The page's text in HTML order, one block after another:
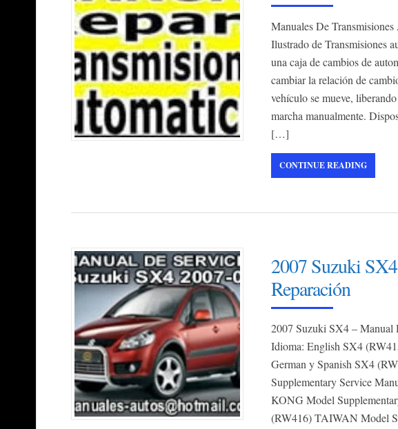
Manuales De
Ilustrado de Transmisiones
una caja de cambios de
cambiar la relación de
vehículo se mueve,
marcha manualmente.
[…]
CONTINUE READING
2007 Suzuki
Reparación
2007 Suzuki SX4 –
Idioma: English SX4
German y Spanish SX4
Supplementary Service
KONG Model
(RW416) TAIWAN Model